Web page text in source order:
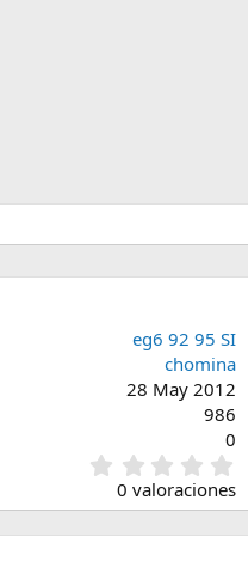
eg6 92 95 SI
chomina
28 May 2012
986
0
,
0
0
0 valoraciones